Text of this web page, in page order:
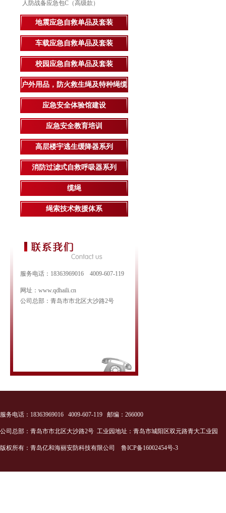
人防战备应急包C（高级款）
地震应急自救单品及套装
车载应急自救单品及套装
校园应急自救单品及套装
户外用品，防火救生绳及特种绳缆
应急安全体验馆建设
应急安全教育培训
高层楼宇逃生缓降器系列
消防过滤式自救呼吸器系列
缆绳
绳索技术救援体系
服务电话：18363969016 4009-607-119
网址：www.qdhaili.cn
公司总部：青岛市市北区大沙路2号
服务电话：18363969016 4009-607-119 邮编：266000
公司总部：青岛市市北区大沙路2号 工业园地址：青岛市城阳区双元路青大工业园
版权所有：青岛亿和海丽安防科技有限公司 鲁ICP备16002454号-3